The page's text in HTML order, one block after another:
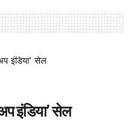
इंडिया’ सेल
इंडिया’ सेल